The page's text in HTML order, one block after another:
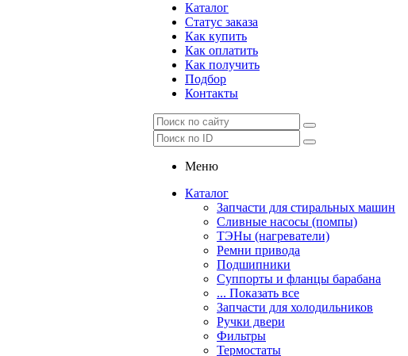
Каталог
Статус заказа
Как купить
Как оплатить
Как получить
Подбор
Контакты
Меню
Каталог
Запчасти для стиральных машин
Сливные насосы (помпы)
ТЭНы (нагреватели)
Ремни привода
Подшипники
Суппорты и фланцы барабана
... Показать все
Запчасти для холодильников
Ручки двери
Фильтры
Термостаты